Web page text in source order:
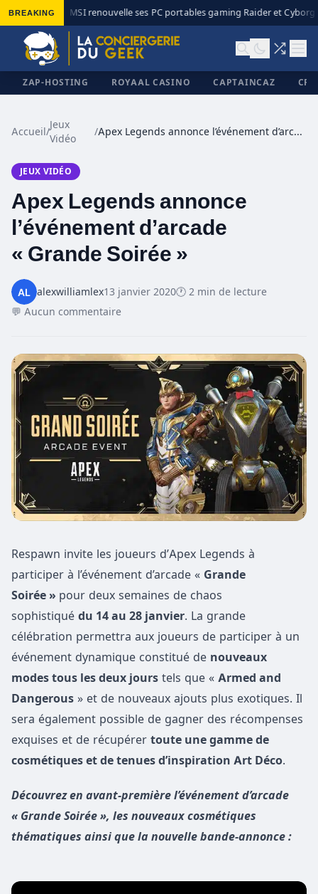
BREAKING MSI renouvelle ses PC portables gaming Raider et Cyborg
ZAP-HOSTING ROYAAL CASINO CAPTAINCAZ
Accueil/
Jeux
Vidéo
/ Apex Legends annonce l’événement d’arcade « Grande Soirée »
JEUX VIDÉO
Apex Legends annonce
l’événement d’arcade
« Grande Soirée »
alexwilliamlex13 janvier 2020🕐 2 min de lecture
💬 Aucun commentaire
Respawn invite les joueurs d’Apex Legends à
participer à l’événement d’arcade « Grande
Soirée » pour deux semaines de chaos
sophistiqué du 14 au 28 janvier. La grande
célébration permettra aux joueurs de participer à un
événement dynamique constitué de nouveaux
modes tous les deux jours tels que « Armed and
Dangerous » et de nouveaux ajouts plus exotiques. Il
sera également possible de gagner des récompenses
exquises et de récupérer toute une gamme de
cosmétiques et de tenues d’inspiration Art Déco.
Découvrez en avant-première l’événement d’arcade
« Grande Soirée », les nouveaux cosmétiques
thématiques ainsi que la nouvelle bande-annonce :